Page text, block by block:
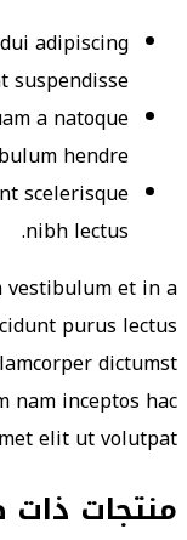
adipiscing
a natoque
hendre.
scelerisque
nibh lectus.
vestibulum et in a
purus lectus
dictumst
nam inceptos hac
elit ut volutpat.
منتجات ذات